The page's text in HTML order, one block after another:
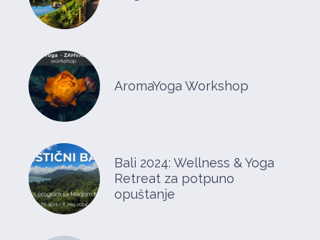
AromaYoga Workshop
Bali 2024: Wellness & Yoga
Retreat za potpuno
opuštanje